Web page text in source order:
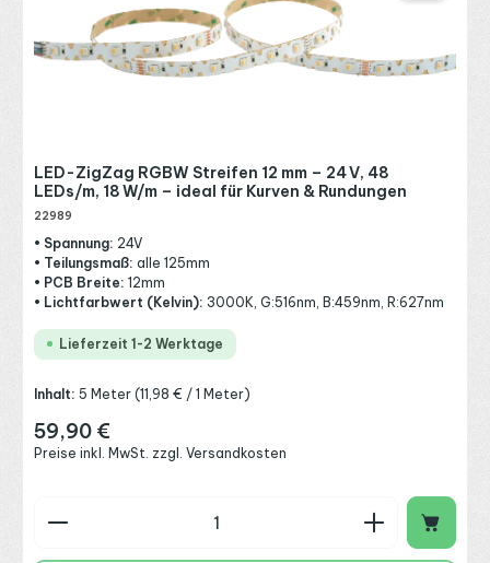
LED-ZigZag RGBW Streifen 12 mm – 24 V, 48
LEDs/m, 18 W/m – ideal für Kurven & Rundungen
22989
• Spannung: 24V
• Teilungsmaß: alle 125mm
• PCB Breite: 12mm
• Lichtfarbwert (Kelvin): 3000K, G:516nm, B:459nm, R:627nm
Lieferzeit 1-2 Werktage
Inhalt:5 Meter(11,98 € / 1 Meter)
Regulärer Preis:
59,90 €
Preise inkl. MwSt. zzgl. Versandkosten
Produkt Anzahl: Gib den gewünschten Wert